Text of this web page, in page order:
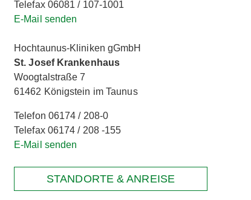
Telefax 06081 / 107-1001
E-Mail senden
Hochtaunus-Kliniken gGmbH
St. Josef Krankenhaus
Woogtalstraße 7
61462 Königstein im Taunus
Telefon 06174 / 208-0
Telefax 06174 / 208 -155
E-Mail senden
STANDORTE & ANREISE